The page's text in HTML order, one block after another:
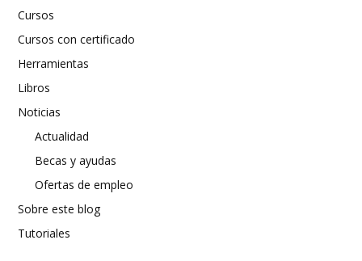
Cursos
Cursos con certificado
Herramientas
Libros
Noticias
Actualidad
Becas y ayudas
Ofertas de empleo
Sobre este blog
Tutoriales